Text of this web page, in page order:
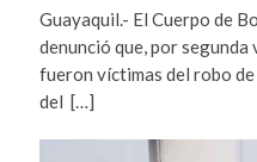
Guayaquil.- El Cuerpo de
denunció que, por segunda
fueron víctimas del robo
del […]